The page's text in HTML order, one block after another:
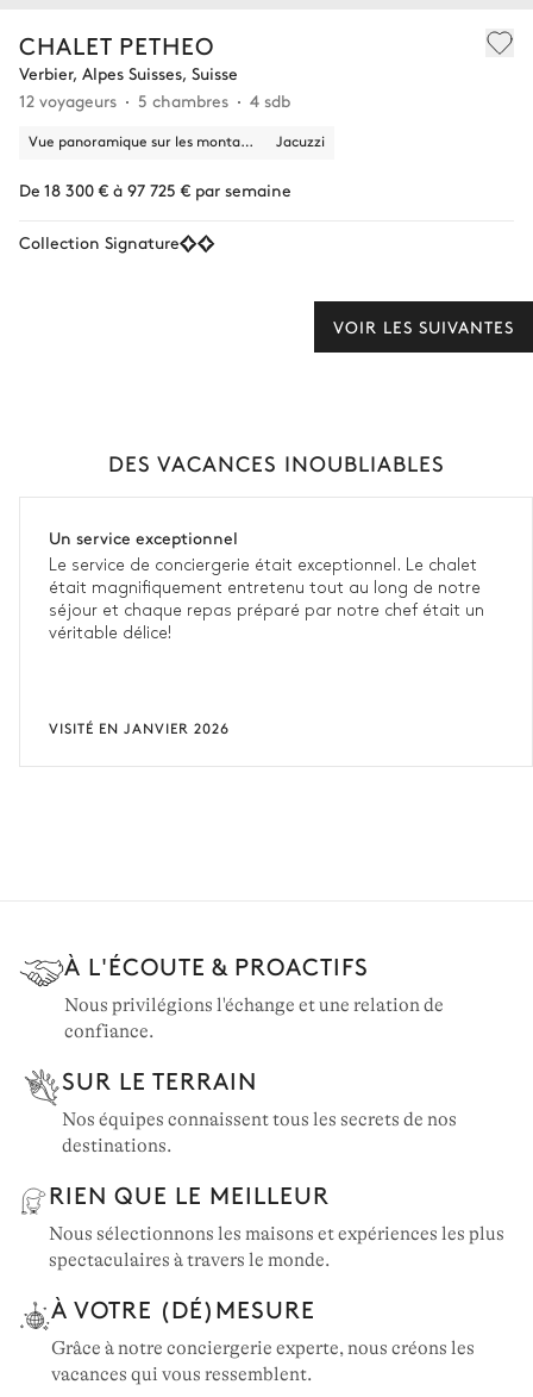
CHALET PETHEO
Verbier, Alpes Suisses, Suisse
12 voyageurs
5 chambres 4 sdb
Vue panoramique sur les montagnes, la nature Jacuzzi
De 18 300 € à 97 725 € par semaine
Collection Signature
VOIR LES SUIVANTES
DES VACANCES INOUBLIABLES
Un service exceptionnel
Le service de conciergerie était exceptionnel. Le chalet
était magnifiquement entretenu tout au long de notre
séjour et chaque repas préparé par notre chef était un
véritable délice!
VISITÉ EN JANVIER 2026
À L'ÉCOUTE & PROACTIFS
Nous privilégions l'échange et une relation de
confiance.
SUR LE TERRAIN
Nos équipes connaissent tous les secrets de nos
destinations.
RIEN QUE LE MEILLEUR
Nous sélectionnons les maisons et expériences les plus
spectaculaires à travers le monde.
À VOTRE (DÉ)MESURE
Grâce à notre conciergerie experte, nous créons les
vacances qui vous ressemblent.